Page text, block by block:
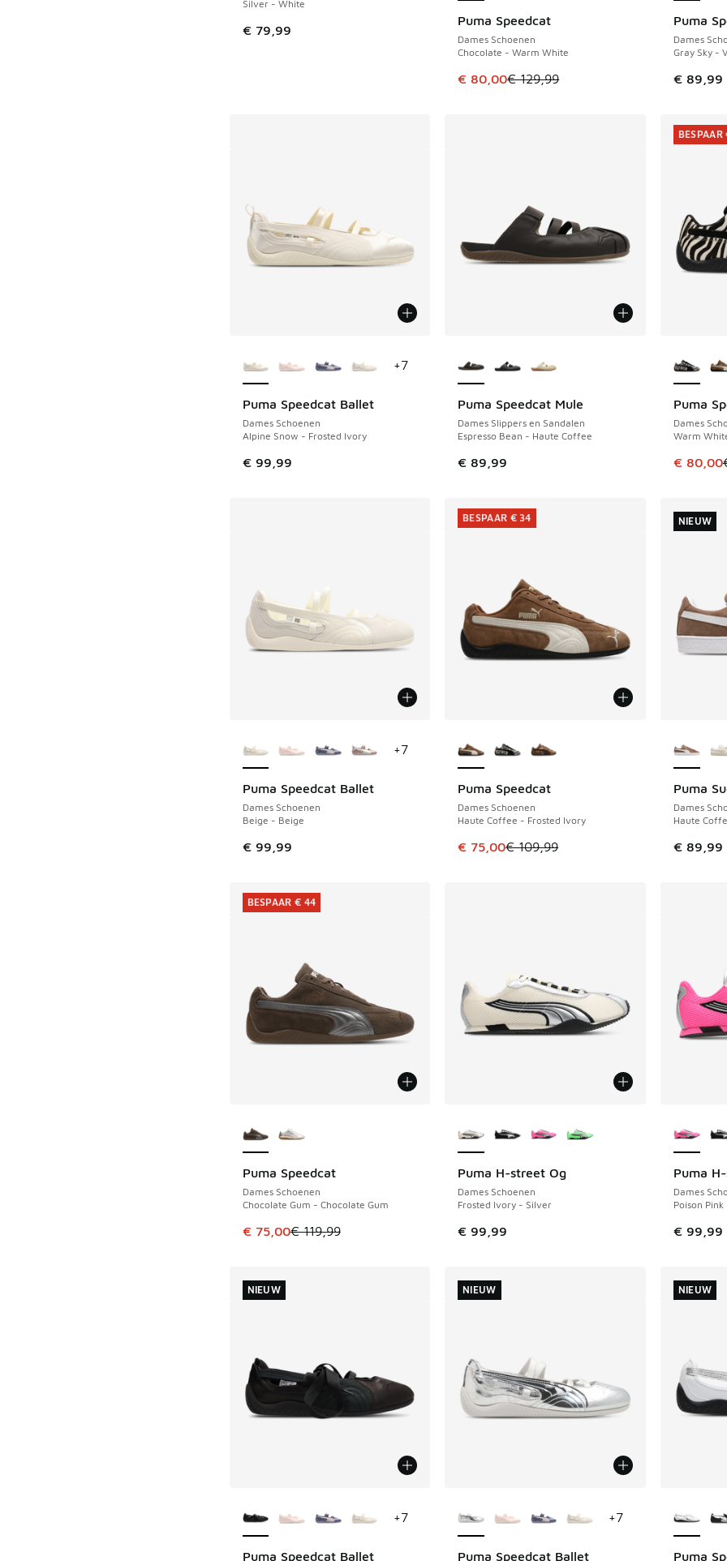
Silver - White
€ 79,99
Puma Speedcat
Dames Schoenen
Chocolate - Warm White
Dit artikel is in de uitverkoop. Dit artikel is in
€ 80,00€ 129,99
BESPAAR € 49 Puma
Dames
Gray Sky -
€ 89,99
Puma Speedcat Ballet
Dames Schoenen
Alpine Snow - Frosted Ivory
€ 99,99
+7
Puma Speedcat Mule
Dames Slippers en Sandalen
Espresso Bean - Haute Coffee
€ 89,99
Puma
Dames
Warm
Dit
€ 80,00
BESPAAR
Puma Speedcat Ballet
Dames Schoenen
Beige - Beige
€ 99,99
+7
Puma Speedcat
Dames Schoenen
Haute Coffee - Frosted Ivory
Dit artikel is in de uitverkoop. Dit artikel is in
€ 75,00€ 109,99
BESPAAR € 34
BESPAAR € 34
Puma
Dames
Haute
€ 89,99
NIEUW
NIEUW
Puma Speedcat
Dames Schoenen
Chocolate Gum - Chocolate Gum
Dit artikel is in de uitverkoop. Dit artikel is in de aanbieding Prijs verlaagd van €
€ 75,00€ 119,99
BESPAAR € 44
BESPAAR € 44
Puma H-street Og
Dames Schoenen
Frosted Ivory - Silver
€ 99,99
Puma
Dames
Poison
€ 99,99
Puma Speedcat Ballet
+7
NIEUW
Puma Speedcat Ballet
+7
NIEUW
Puma
NIEUW